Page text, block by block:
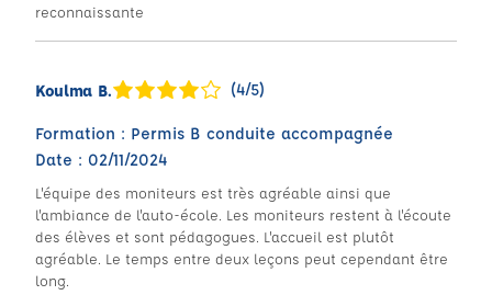
reconnaissante
Koulma B. (4/5)
Formation : Permis B conduite accompagnée
Date : 02/11/2024
L'équipe des moniteurs est très agréable ainsi que
l'ambiance de l'auto-école. Les moniteurs restent à l'écoute
des élèves et sont pédagogues. L'accueil est plutôt
agréable. Le temps entre deux leçons peut cependant être
long.